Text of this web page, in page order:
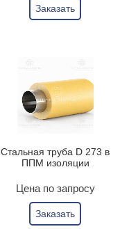
Заказать
Стальная труба D 273 в
ППМ изоляции
Цена по запросу
Заказать